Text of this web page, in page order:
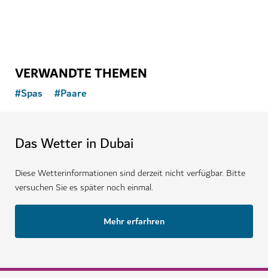
VERWANDTE THEMEN
#Spas #Paare
Das Wetter in Dubai
Diese Wetterinformationen sind derzeit nicht verfügbar. Bitte
versuchen Sie es später noch einmal.
Mehr erfarhren